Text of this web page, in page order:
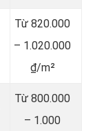
Từ 820.000
– 1.020.000
₫/m²
Từ 800.000
– 1.000